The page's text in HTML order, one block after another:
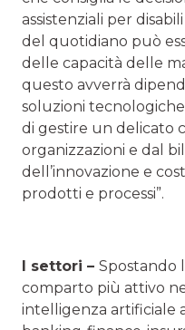
assistenziali per
del quotidiano può
delle capacità delle
questo avverrà
soluzioni
di gestire un delicato
organizzazioni e dal
dell’innovazione e
prodotti e processi”.
I settori – Spostando
comparto più attivo
intelligenza artificiale